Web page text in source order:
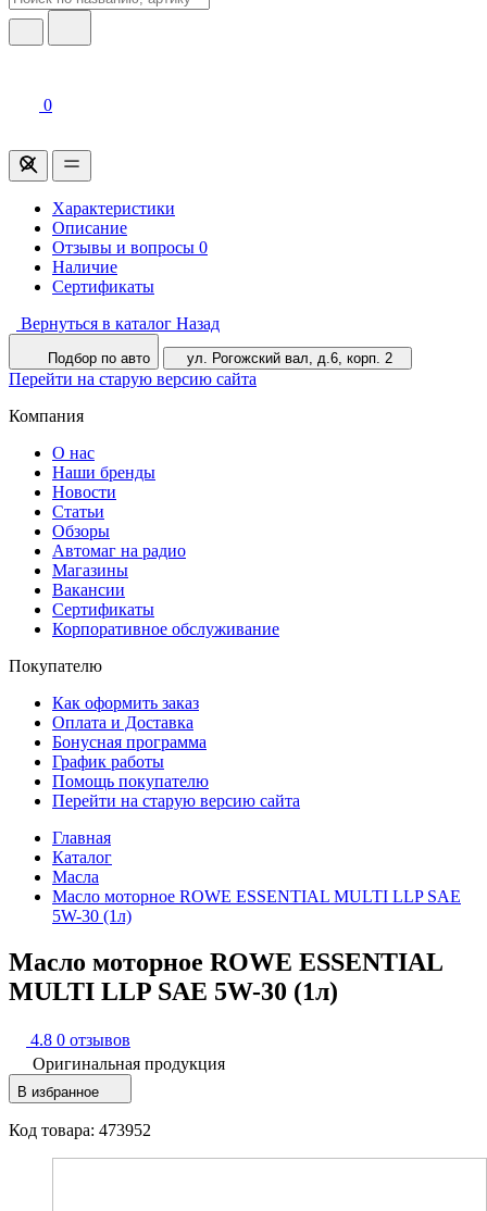
0
Характеристики
Описание
Отзывы и вопросы 0
Наличие
Сертификаты
Вернуться в каталог Назад
Подбор по авто ул. Рогожский вал, д.6, корп. 2
Перейти на старую версию сайта
Компания
О нас
Наши бренды
Новости
Статьи
Обзоры
Автомаг на радио
Магазины
Вакансии
Сертификаты
Корпоративное обслуживание
Покупателю
Как оформить заказ
Оплата и Доставка
Бонусная программа
График работы
Помощь покупателю
Перейти на старую версию сайта
Главная
Каталог
Масла
Масло моторное ROWE ESSENTIAL MULTI LLP SAE
5W-30 (1л)
Масло моторное ROWE ESSENTIAL
MULTI LLP SAE 5W-30 (1л)
4.8 0 отзывов
Оригинальная продукция
В избранное
Код товара: 473952